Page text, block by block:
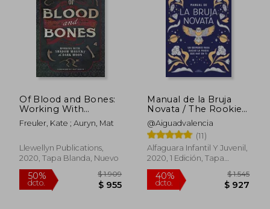
Of Blood and Bones:
Working With
Shadow Magick & the
Dark Moon (en
Freuler, Kate ; Auryn, Mat
Llewellyn Publications,
2020, Tapa Blanda, Nuevo
Manual de la Bruja
Novata / The Rookie
Witch's Handbook
@Aiguadvalencia
(11)
Alfaguara Infantil Y Juvenil,
2020, 1 Edición, Tapa
Blanda, Nuevo